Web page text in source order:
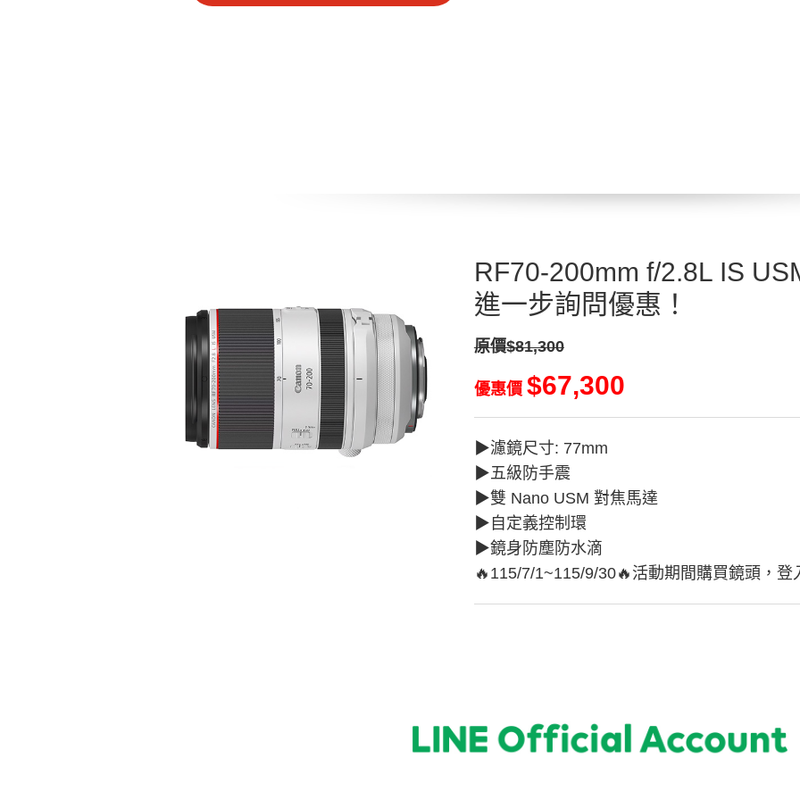
RF70-200mm f/2.8L IS
進一步詢問優惠！
原價$81,300
優惠價 $67,300
▶︎濾鏡尺寸: 77mm
▶︎五級防手震
▶︎雙 Nano USM 對焦馬達
▶︎自定義控制環
▶︎鏡身防塵防水滴
🔥115/7/1~115/9/30🔥活動期間購買鏡頭，登